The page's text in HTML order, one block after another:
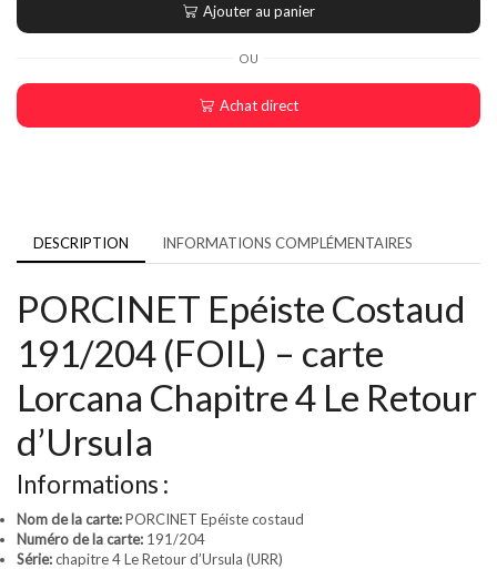
Ajouter au panier
OU
Achat direct
DESCRIPTION INFORMATIONS COMPLÉMENTAIRES
PORCINET Epéiste Costaud
191/204 (FOIL) – carte
Lorcana Chapitre 4 Le Retour
d’Ursula
Informations :
Nom de la carte:PORCINET Epéiste costaud
Numéro de la carte: 191/204
Série:chapitre 4 Le Retour d’Ursula (URR)